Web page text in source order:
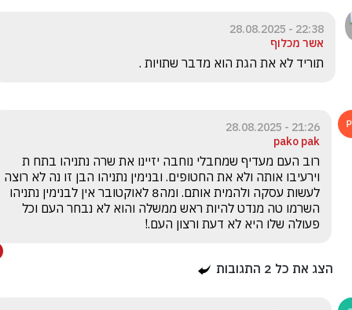
22:38 - 28.08.2025
אשר מכלוף
תוריד לא את הגת הוא מדבר שתויות .
21:26 - 28.08.2025
pako pak
פעולה שלו היא לא דעת ורצון העם.!
הצג את כל 2 התגובות